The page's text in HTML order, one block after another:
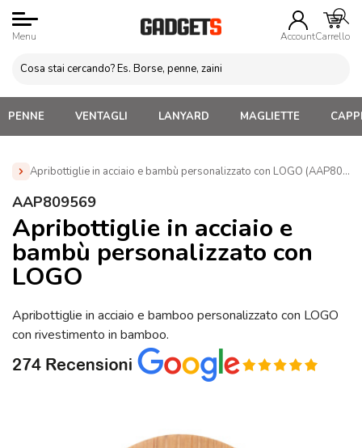
Menu AccountCarrello
PENNE VENTAGLI LANYARD MAGLIETTE
Apribottiglie in acciaio e bambù personalizzato con LOGO
Home » Gadget Vino
LOGO (AAP809569)
AAP809569
Apribottiglie in acciaio e
bambù personalizzato con
LOGO
Apribottiglie in acciaio e bamboo personalizzato con LOGO
con rivestimento in bamboo.